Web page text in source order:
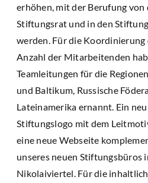
erhöhen, mit der Berufung von
Stiftungsrat und in den
werden. Für die Koordinierung
Anzahl der Mitarbeitenden
Teamleitungen für die
und Baltikum, Russische
Lateinamerika ernannt. Ein
Stiftungslogo mit dem
eine neue Webseite
unseres neuen Stiftungsbüros
Nikolaiviertel. Für die